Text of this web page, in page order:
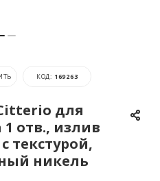
КОД: 169263
для
отв., излив
текстурой,
никель